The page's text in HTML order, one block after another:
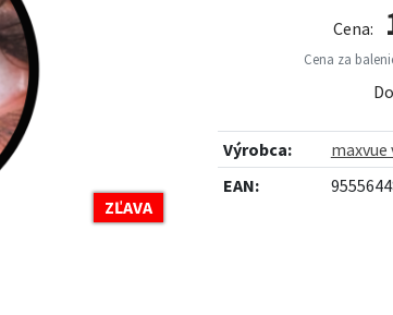
ZĽAVA
Cena:
Cena za
Výrobca:
maxvue
EAN: